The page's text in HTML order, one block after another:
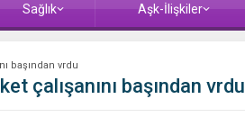
Sağlık Aşk-İlişkiler
başından vrdu
çalışanını başından vrdu